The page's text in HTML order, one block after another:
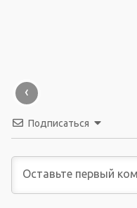
‹
Подписаться